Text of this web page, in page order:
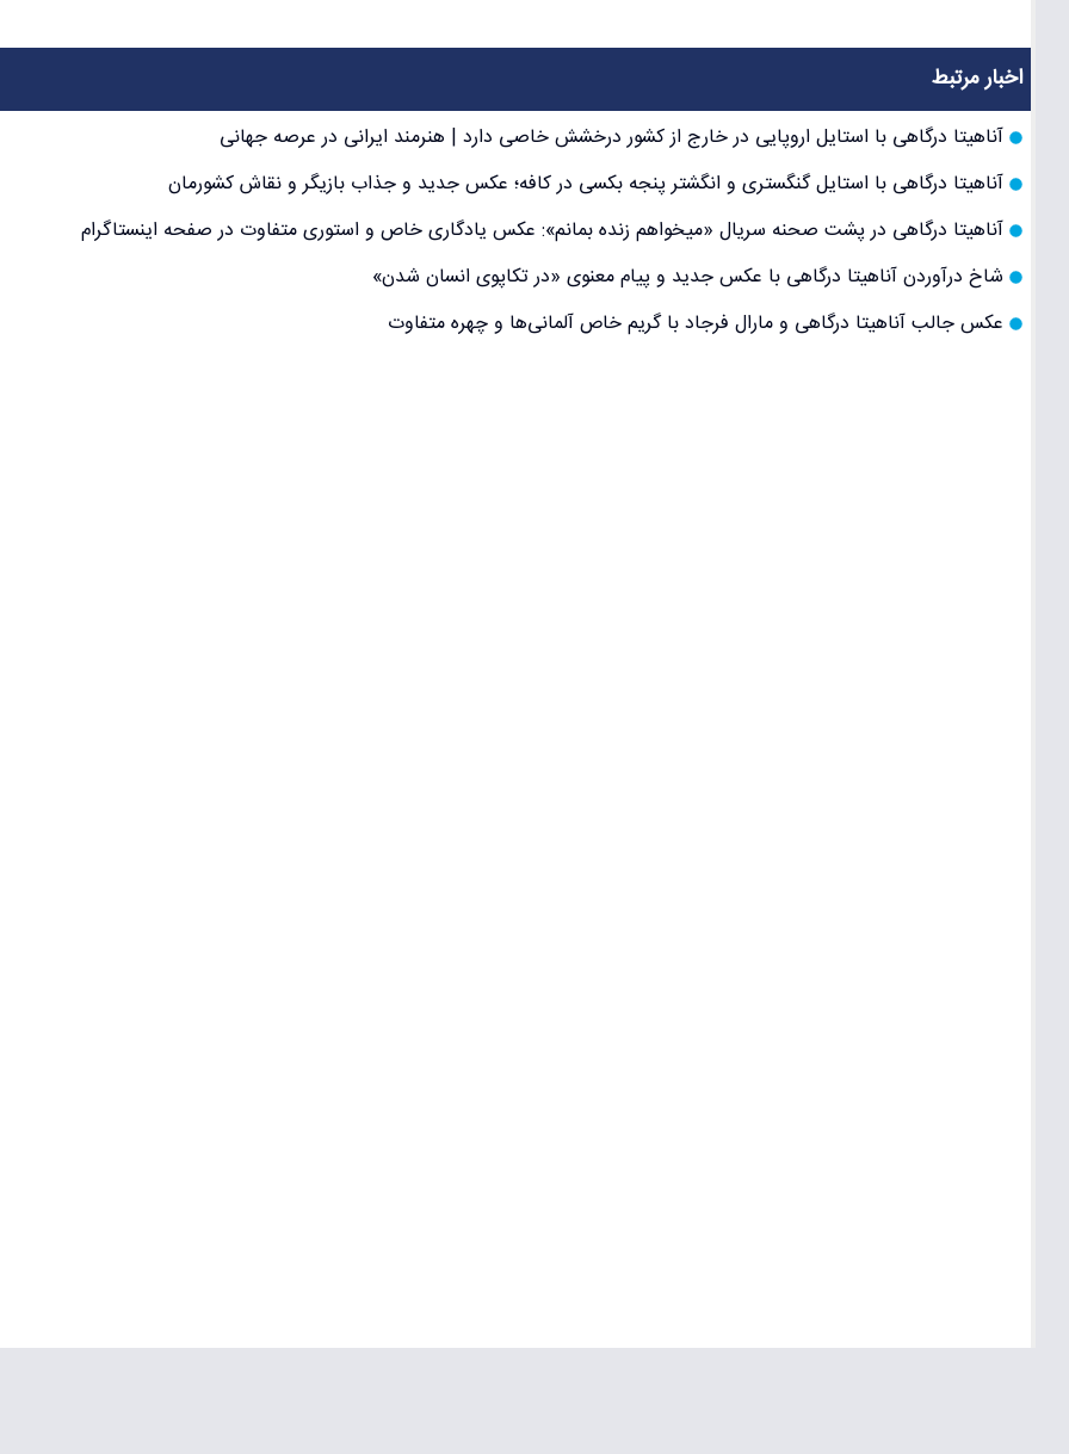
اخبار مرتبط
آناهیتا درگاهی با استایل اروپایی در خارج از کشور درخشش خاصی دارد | هنرمند ایرانی در عرصه جهانی
آناهیتا درگاهی با استایل گنگستری و انگشتر پنجه بکسی در کافه؛ عکس جدید و جذاب بازیگر و نقاش کشورمان
آناهیتا درگاهی در پشت صحنه سریال «میخواهم زنده بمانم»: عکس یادگاری خاص و استوری متفاوت در صفحه اینستاگرام
شاخ درآوردن آناهیتا درگاهی با عکس جدید و پیام معنوی «در تکاپوی انسان شدن»
عکس جالب آناهیتا درگاهی و مارال فرجاد با گریم خاص آلمانی‌ها و چهره متفاوت